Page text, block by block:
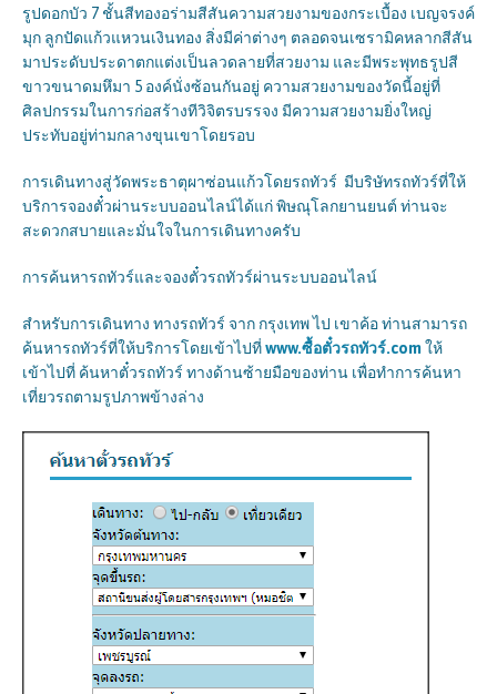
รูปดอกบัว 7 ชั้นสีทองอร่ามสีสันความสวยงามของกระเบื้อง เบญจรงค์
มุก ลูกปัดแก้วแหวนเงินทอง สิ่งมีค่าต่างๆ ตลอดจนเซรามิคหลากสีสัน
มาประดับประดาตกแต่งเป็นลวดลายที่สวยงาม และมีพระพุทธรูปสี
ขาวขนาดมหึมา 5 องค์นั่งซ้อนกันอยู่ ความสวยงามของวัดนี้อยู่ที่
ศิลปกรรมในการก่อสร้างทีวิจิตรบรรจง มีความสวยงามยิ่งใหญ่
ประทับอยู่ท่ามกลางขุนเขาโดยรอบ
การเดินทางสู่วัดพระธาตุผาซ่อนแก้วโดยรถทัวร์ มีบริษัทรถทัวร์ที่ให้
บริการจองตั๋วผ่านระบบออนไลน์ได้แก่ พิษณุโลกยานยนต์ ท่านจะ
สะดวกสบายและมั่นใจในการเดินทางครับ
การค้นหารถทัวร์และจองตั๋วรถทัวร์ผ่านระบบออนไลน์
สำหรับการเดินทาง ทางรถทัวร์ จาก กรุงเทพ ไป เขาค้อ ท่านสามารถ
ค้นหารถทัวร์ที่ให้บริการโดยเข้าไปที่www.ซื้อตั๋วรถทัวร์.comให้
เข้าไปที่ ค้นหาตั๋วรถทัวร์ ทางด้านซ้ายมือของท่าน เพื่อทำการค้นหา
เที่ยวรถตามรูปภาพข้างล่าง